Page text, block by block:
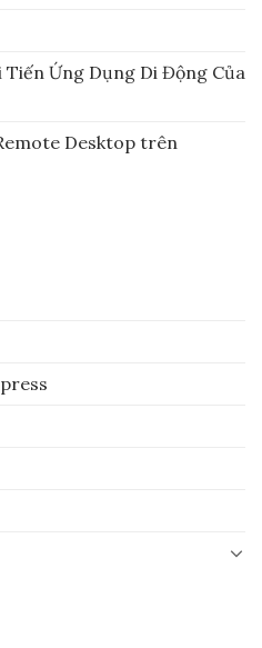
Tiến Ứng Dụng Di Động Của
Desktop trên